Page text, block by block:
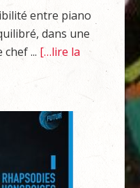
entre piano
dans une
... […lire la